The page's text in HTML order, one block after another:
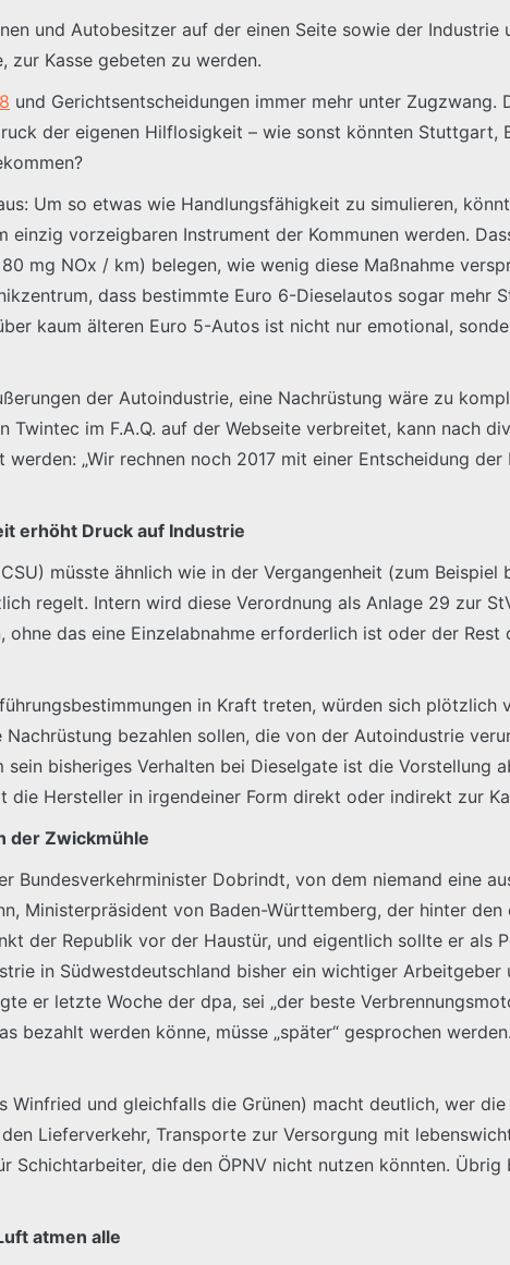
und Autobesitzer auf der einen Seite sowie der Industrie
zur Kasse gebeten zu werden.
und Gerichtsentscheidungen immer mehr unter Zugzwang.
der eigenen Hilflosigkeit – wie sonst könnten Stuttgart,
Um so etwas wie Handlungsfähigkeit zu simulieren,
vorzeigbaren Instrument der Kommunen werden.
mg NOx / km) belegen, wie wenig diese Maßnahme
dass bestimmte Euro 6-Dieselautos sogar mehr
kaum älteren Euro 5-Autos ist nicht nur emotional,
der Autoindustrie, eine Nachrüstung wäre zu
im F.A.Q. auf der Webseite verbreitet, kann nach
„Wir rechnen noch 2017 mit einer Entscheidung der
erhöht Druck auf Industrie
müsste ähnlich wie in der Vergangenheit (zum Beispiel
regelt. Intern wird diese Verordnung als Anlage 29 zur
das eine Einzelabnahme erforderlich ist oder der Rest
in Kraft treten, würden sich plötzlich
bezahlen sollen, die von der Autoindustrie
bisheriges Verhalten bei Dieselgate ist die Vorstellung
Hersteller in irgendeiner Form direkt oder indirekt zur
der Zwickmühle
Dobrindt, von dem niemand eine
Ministerpräsident von Baden-Württemberg, der hinter den
der Republik vor der Haustür, und eigentlich sollte er als
in Südwestdeutschland bisher ein wichtiger Arbeitgeber
er letzte Woche der dpa, sei „der beste
werden könne, müsse „später“ gesprochen
und gleichfalls die Grünen) macht deutlich, wer
Lieferverkehr, Transporte zur Versorgung mit
Schichtarbeiter, die den ÖPNV nicht nutzen könnten.
atmen alle